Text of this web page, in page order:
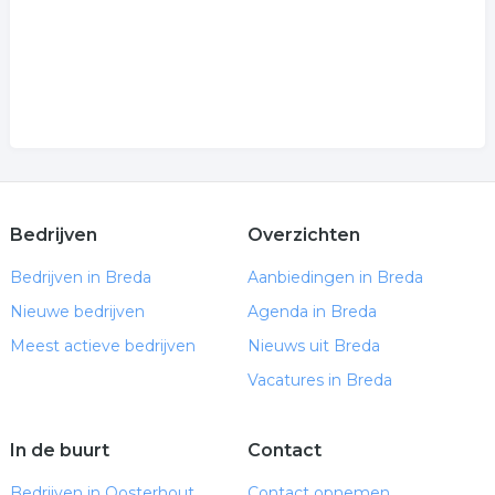
Bedrijven
Bedrijven in Breda
Nieuwe bedrijven
Meest actieve bedrijven
Overzichten
Aanbiedingen in Breda
Agenda in Breda
Nieuws uit Breda
Vacatures in Breda
In de buurt Contact